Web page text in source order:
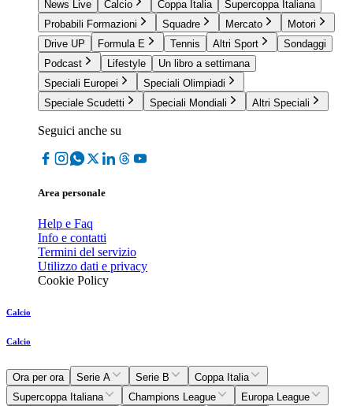
News Live
Calcio Coppa Italia
Supercoppa Italiana
Probabili Formazioni
Squadre Mercato
Motori
Drive UP
Formula E Tennis Altri Sport
Sondaggi
Podcast
Lifestyle
Un libro a settimana
Speciali Europei
Speciali Olimpiadi
Speciale Scudetti
Speciali Mondiali Altri Speciali
Seguici anche su
Area personale
Help e Faq
Info e contatti
Termini del servizio
Utilizzo dati e privacy
Cookie Policy
Calcio
Calcio
Ora per ora Serie A Serie B
Coppa Italia
Supercoppa Italiana
Champions League
Europa League